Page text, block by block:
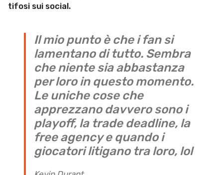
tifosi sui social.
Il mio punto è che i fan si
lamentano di tutto. Sembra
che niente sia abbastanza
per loro in questo momento.
Le uniche cose che
apprezzano davvero sono i
playoff, la trade deadline, la
free agency e quando i
giocatori litigano tra loro, lol